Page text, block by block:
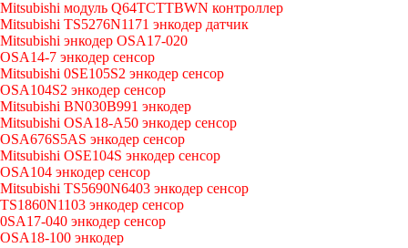
Mitsubishi модуль Q64TCTTBWN контроллер
Mitsubishi TS5276N1171 энкодер датчик
Mitsubishi энкодер OSA17-020
OSA14-7 энкодер сенсор
Mitsubishi 0SE105S2 энкодер сенсор
OSA104S2 энкодер сенсор
Mitsubishi BN030B991 энкодер
Mitsubishi OSA18-A50 энкодер сенсор
OSA676S5AS энкодер сенсор
Mitsubishi OSE104S энкодер сенсор
OSA104 энкодер сенсор
Mitsubishi TS5690N6403 энкодер сенсор
TS1860N1103 энкодер сенсор
0SA17-040 энкодер сенсор
OSA18-100 энкодер